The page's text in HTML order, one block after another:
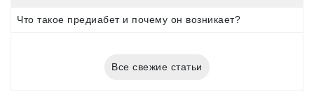
Что такое предиабет и почему он возникает?
Все свежие статьи